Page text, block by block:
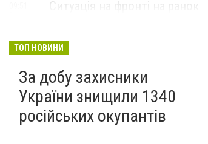
Ситуація на фронті на ранок
зіткнення
ТОП НОВИНИ
За добу захисники
України знищили 1340
російських окупантів